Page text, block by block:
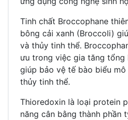
Tinh chất Broccophane
bông cải xanh (Broccoli)
và thủy tinh thể.
ưu trong việc gia tăng
giúp bảo vệ tế bào biểu
thủy tinh thể.
Thioredoxin là loại protein
năng cân bằng thành phần